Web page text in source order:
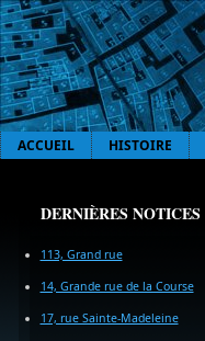
ACCUEIL HISTOIRE
DERNIÈRES NOTICES
113, Grand rue
14, Grande rue de la Course
17, rue Sainte-Madeleine